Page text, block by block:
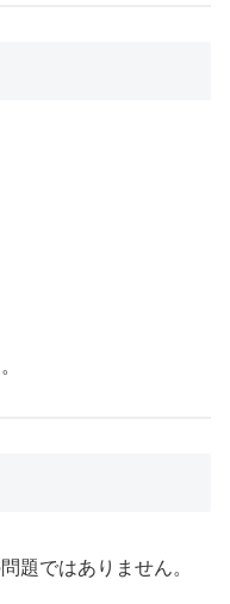
題ではありません。